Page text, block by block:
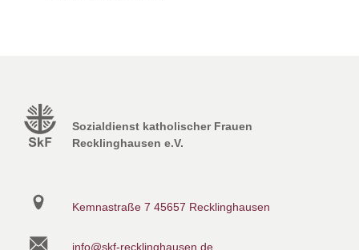
Sozialdienst katholischer Frauen
Recklinghausen e.V.
Kemnastraße 7 45657 Recklinghausen
info@skf-recklinghausen.de